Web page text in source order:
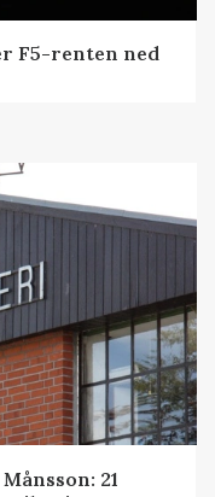
F5-renten ned
21